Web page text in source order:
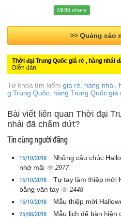
MBN share
>> Bài PR
Thời đại Trung Quốc giá rẻ , hàng nhái
Diễn đàn
Từ khóa tìm kiếm giá rẻ hàng nhái
g Trung Quốc hàng Trung Quốc giá
Bài viết liên quan Thời đại
nhái đã chấm dứt?
Tin cùng người đăng
16/10/2018
Những câu chúc
nhớ mãi
2977
16/10/2018
Tự tay làm thiệp mời
bằng vân tay
2448
16/10/2018 Mẫu thiệp mời
25/08/2018
Mẫu lịch để bàn hiện